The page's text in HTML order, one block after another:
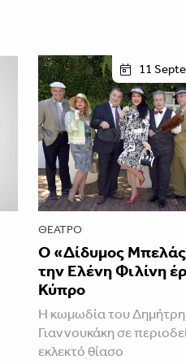
11
ΘΈΑΤΡΟ
Ο «Δίδυμος
την Ελένη Φιλίνη
Κύπρο
Η κωμωδία του Δημήτρη
Γιαννουκάκη σε
εκλεκτό θίασο